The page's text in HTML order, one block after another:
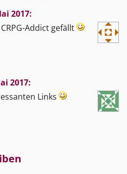
2017:
Addict gefällt
2017:
Links